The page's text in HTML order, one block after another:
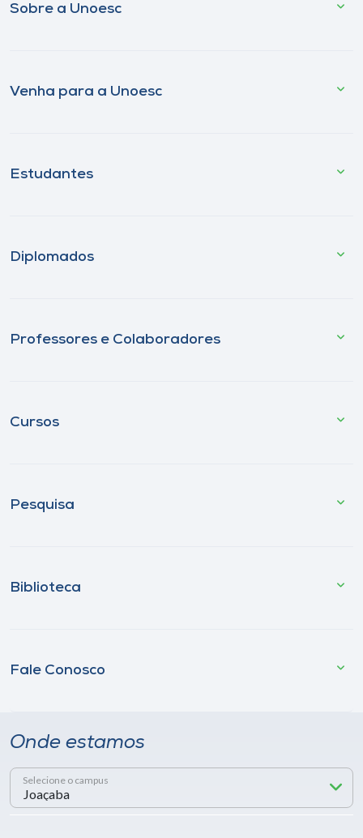
Sobre a Unoesc
Venha para a Unoesc
Estudantes
Diplomados
Professores e Colaboradores
Cursos
Pesquisa
Biblioteca
Fale Conosco
Onde estamos
Selecione o campus